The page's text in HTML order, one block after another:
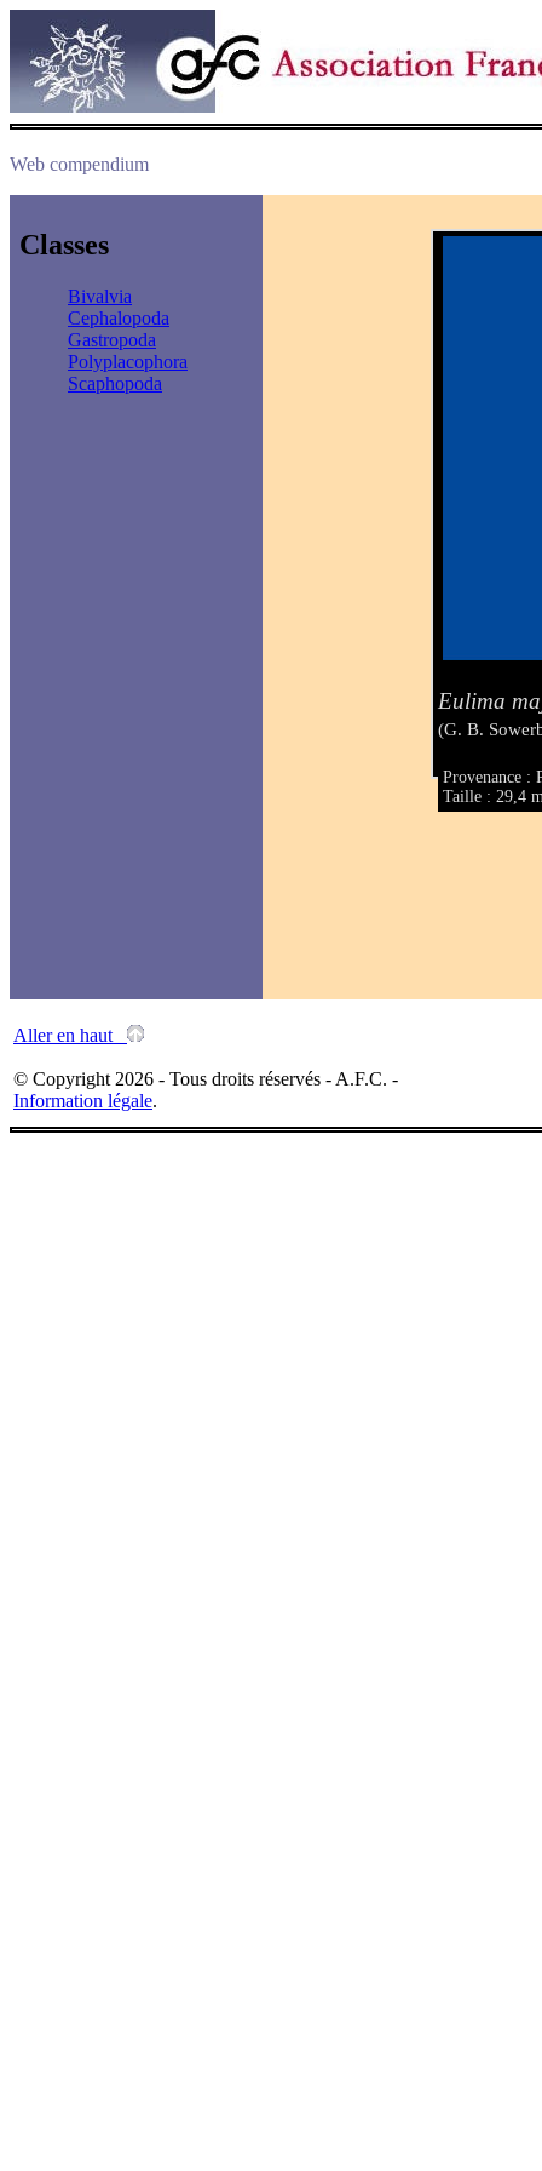
Web compendium
Classes
Bivalvia
Cephalopoda
Gastropoda
Polyplacophora
Scaphopoda
Eulima
(G. B.
Provenance :
Taille : 29,4
Aller en haut
© Copyright 2026 - Tous droits réservés - A.F.C. -
Information légale.